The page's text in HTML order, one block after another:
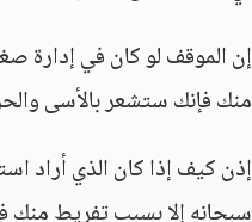
إن الموقف لو كان في
منك فإنك ستشعر بالأسى
إذن كيف إذا كان الذي أراد